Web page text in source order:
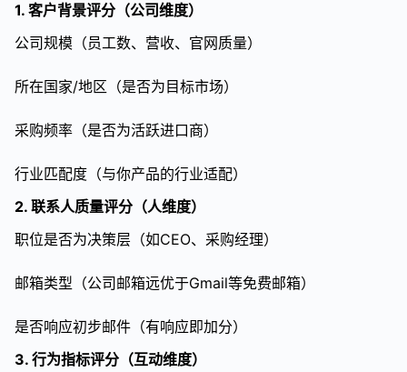
1. 客户背景评分（公司维度）
公司规模（员工数、营收、官网质量）
所在国家/地区（是否为目标市场）
采购频率（是否为活跃进口商）
行业匹配度（与你产品的行业适配）
2. 联系人质量评分（人维度）
职位是否为决策层（如CEO、采购经理）
邮箱类型（公司邮箱远优于Gmail等免费邮箱）
是否响应初步邮件（有响应即加分）
3. 行为指标评分（互动维度）